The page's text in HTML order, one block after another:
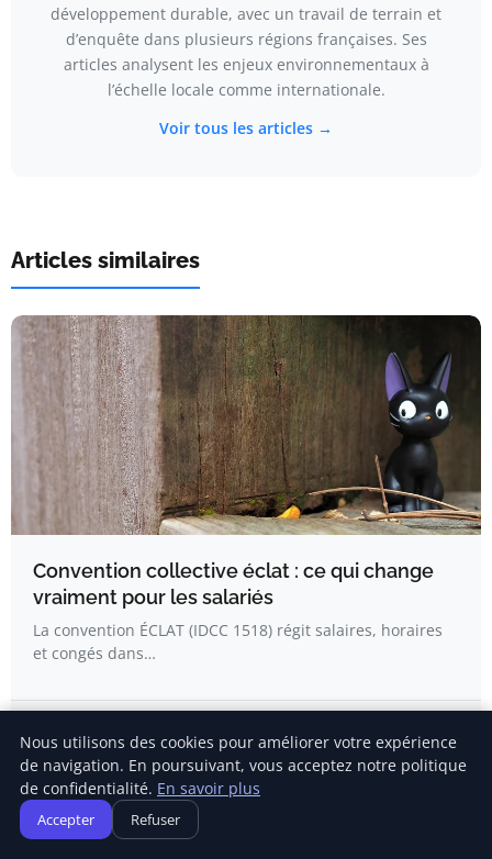
développement durable, avec un travail de terrain et
d’enquête dans plusieurs régions françaises. Ses
articles analysent les enjeux environnementaux à
l’échelle locale comme internationale.
Voir tous les articles →
Articles similaires
Convention collective éclat : ce qui change
vraiment pour les salariés
La convention ÉCLAT (IDCC 1518) régit salaires, horaires
et congés dans…
Nous utilisons des cookies pour améliorer votre expérience
de navigation. En poursuivant, vous acceptez notre politique
de confidentialité. En savoir plus
Accepter Refuser